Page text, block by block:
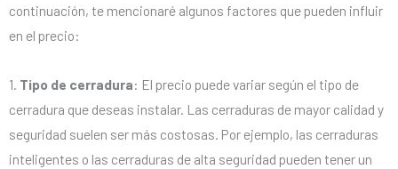
continuación, te mencionaré algunos factores que pueden influir
en el precio:
1. Tipo de cerradura: El precio puede variar según el tipo de
cerradura que deseas instalar. Las cerraduras de mayor calidad y
seguridad suelen ser más costosas. Por ejemplo, las cerraduras
inteligentes o las cerraduras de alta seguridad pueden tener un